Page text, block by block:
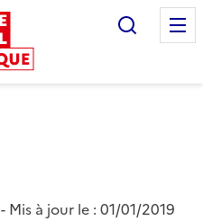
- Mis à jour le : 01/01/2019